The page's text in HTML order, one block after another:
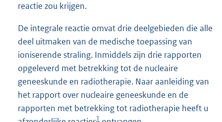
reactie zou krijgen.
De integrale reactie omvat drie deelgebieden die alle
deel uitmaken van de medische toepassing van
ioniserende straling. Inmiddels zijn drie rapporten
opgeleverd met betrekking tot de nucleaire
geneeskunde en radiotherapie. Naar aanleiding van
het rapport over nucleaire geneeskunde en de
rapporten met betrekking tot radiotherapie heeft u
1